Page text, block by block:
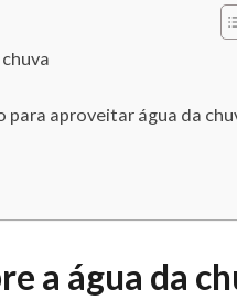
aproveitar água da
a água da